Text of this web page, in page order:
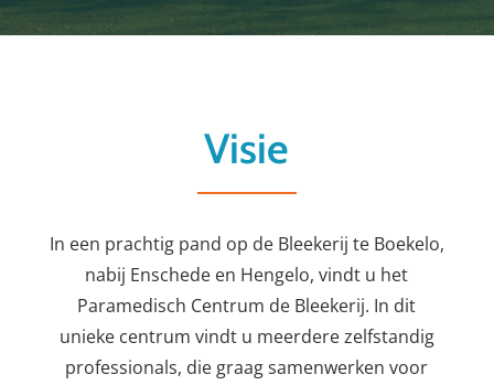
Visie
In een prachtig pand op de Bleekerij te Boekelo,
nabij Enschede en Hengelo, vindt u het
Paramedisch Centrum de Bleekerij. In dit
unieke centrum vindt u meerdere zelfstandig
professionals, die graag samenwerken voor